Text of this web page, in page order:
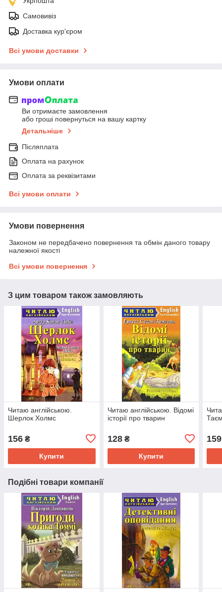
Самовивіз
Доставка кур'єром
Всі умови доставки
Умови оплати
Ви отримаєте замовлення
або гроші повернуться на вашу картку
Детальніше
Післяплата
Оплата на рахунок
Оплата за реквізитами
Всі умови оплати
Умови повернення
Законом не передбачено повернення та обмін даного товару
належної якості
Всі умови повернення
З цим товаром також замовляють
Читаю англійською.
Шерлок Холмс
156 ₴
Купити
Читаю англійською. Відомі
історії про тварин
128₴
Купити
159
Подібні товари компанії